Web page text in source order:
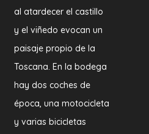
al atardecer el castillo
y el viñedo evocan un
paisaje propio de la
Toscana. En la bodega
hay dos coches de
época, una motocicleta
y varias bicicletas